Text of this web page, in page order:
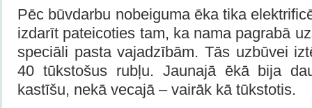
Pēc būvdarbu nobeiguma ēka tika
izdarīt pateicoties tam, ka nama pagrabā
speciāli pasta vajadzībām. Tās uzbūvei
40 tūkstošus rubļu. Jaunajā ēkā bija
kastīšu, nekā vecajā – vairāk kā tūkstotis.